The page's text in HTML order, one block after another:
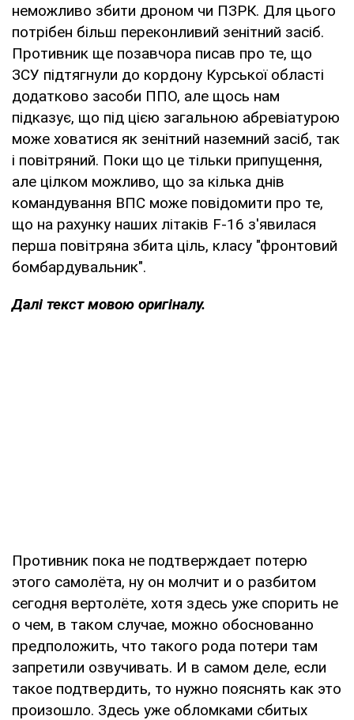
неможливо збити дроном чи ПЗРК. Для цього
потрібен більш переконливий зенітний засіб.
Противник ще позавчора писав про те, що
ЗСУ підтягнули до кордону Курської області
додатково засоби ППО, але щось нам
підказує, що під цією загальною абревіатурою
може ховатися як зенітний наземний засіб, так
і повітряний. Поки що це тільки припущення,
але цілком можливо, що за кілька днів
командування ВПС може повідомити про те,
що на рахунку наших літаків F-16 з'явилася
перша повітряна збита ціль, класу "фронтовий
бомбардувальник".
Далі текст мовою оригіналу.
Противник пока не подтверждает потерю
этого самолёта, ну он молчит и о разбитом
сегодня вертолёте, хотя здесь уже спорить не
о чем, в таком случае, можно обоснованно
предположить, что такого рода потери там
запретили озвучивать. И в самом деле, если
такое подтвердить, то нужно пояснять как это
произошло. Здесь уже обломками сбитых